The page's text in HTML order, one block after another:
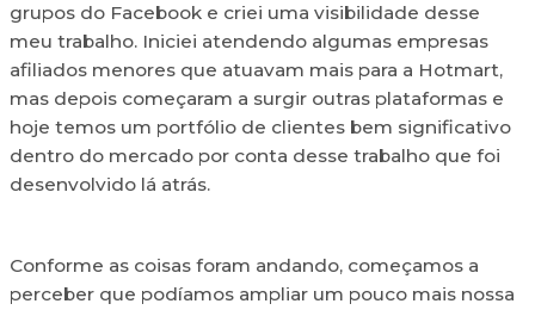
grupos do Facebook e criei uma visibilidade desse
meu trabalho. Iniciei atendendo algumas empresas
afiliados menores que atuavam mais para a Hotmart,
mas depois começaram a surgir outras plataformas e
hoje temos um portfólio de clientes bem significativo
dentro do mercado por conta desse trabalho que foi
desenvolvido lá atrás.
Conforme as coisas foram andando, começamos a
perceber que podíamos ampliar um pouco mais nossa